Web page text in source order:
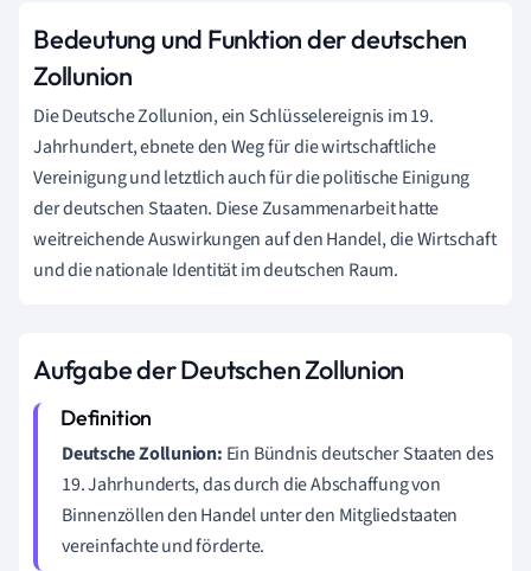
Bedeutung und Funktion der deutschen
Zollunion
Die Deutsche Zollunion, ein Schlüsselereignis im 19.
Jahrhundert, ebnete den Weg für die wirtschaftliche
Vereinigung und letztlich auch für die politische Einigung
der deutschen Staaten. Diese Zusammenarbeit hatte
weitreichende Auswirkungen auf den Handel, die Wirtschaft
und die nationale Identität im deutschen Raum.
Aufgabe der Deutschen Zollunion
Deutsche Zollunion: Ein Bündnis deutscher Staaten des
19. Jahrhunderts, das durch die Abschaffung von
Binnenzöllen den Handel unter den Mitgliedstaaten
vereinfachte und förderte.